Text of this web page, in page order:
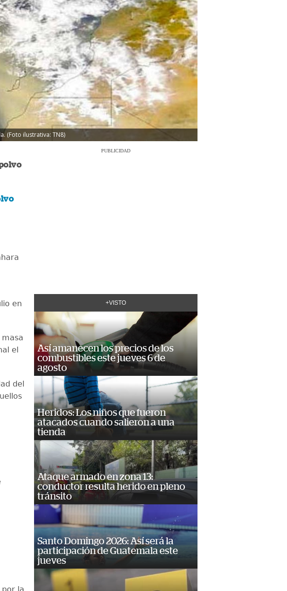
(Foto ilustrativa: TN8)
en
el
del
PUBLICIDAD
+VISTO
Así amanecen los precios de los
combustibles este jueves 6 de
agosto
Heridos: Los niños que fueron
atacados cuando salieron a una
tienda
Ataque armado en zona 13:
conductor resulta herido en pleno
tránsito
Santo Domingo 2026: Así será la
participación de Guatemala este
jueves